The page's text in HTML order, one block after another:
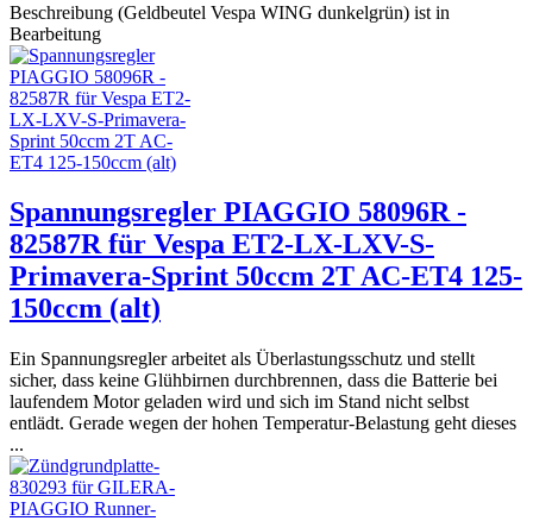
Beschreibung (Geldbeutel Vespa WING dunkelgrün) ist in
Bearbeitung
Spannungsregler PIAGGIO 58096R -
82587R für Vespa ET2-LX-LXV-S-
Primavera-Sprint 50ccm 2T AC-ET4 125-
150ccm (alt)
Ein Spannungsregler arbeitet als Überlastungsschutz und stellt
sicher, dass keine Glühbirnen durchbrennen, dass die Batterie bei
laufendem Motor geladen wird und sich im Stand nicht selbst
entlädt. Gerade wegen der hohen Temperatur-Belastung geht dieses
...